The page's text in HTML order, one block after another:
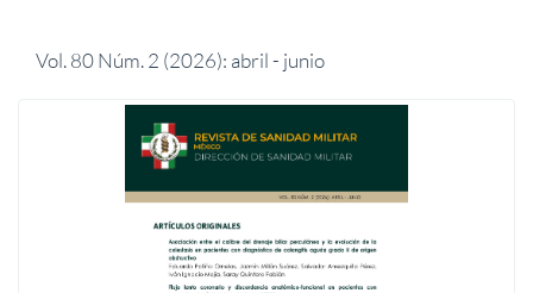
Vol. 80 Núm. 2 (2026): abril - junio